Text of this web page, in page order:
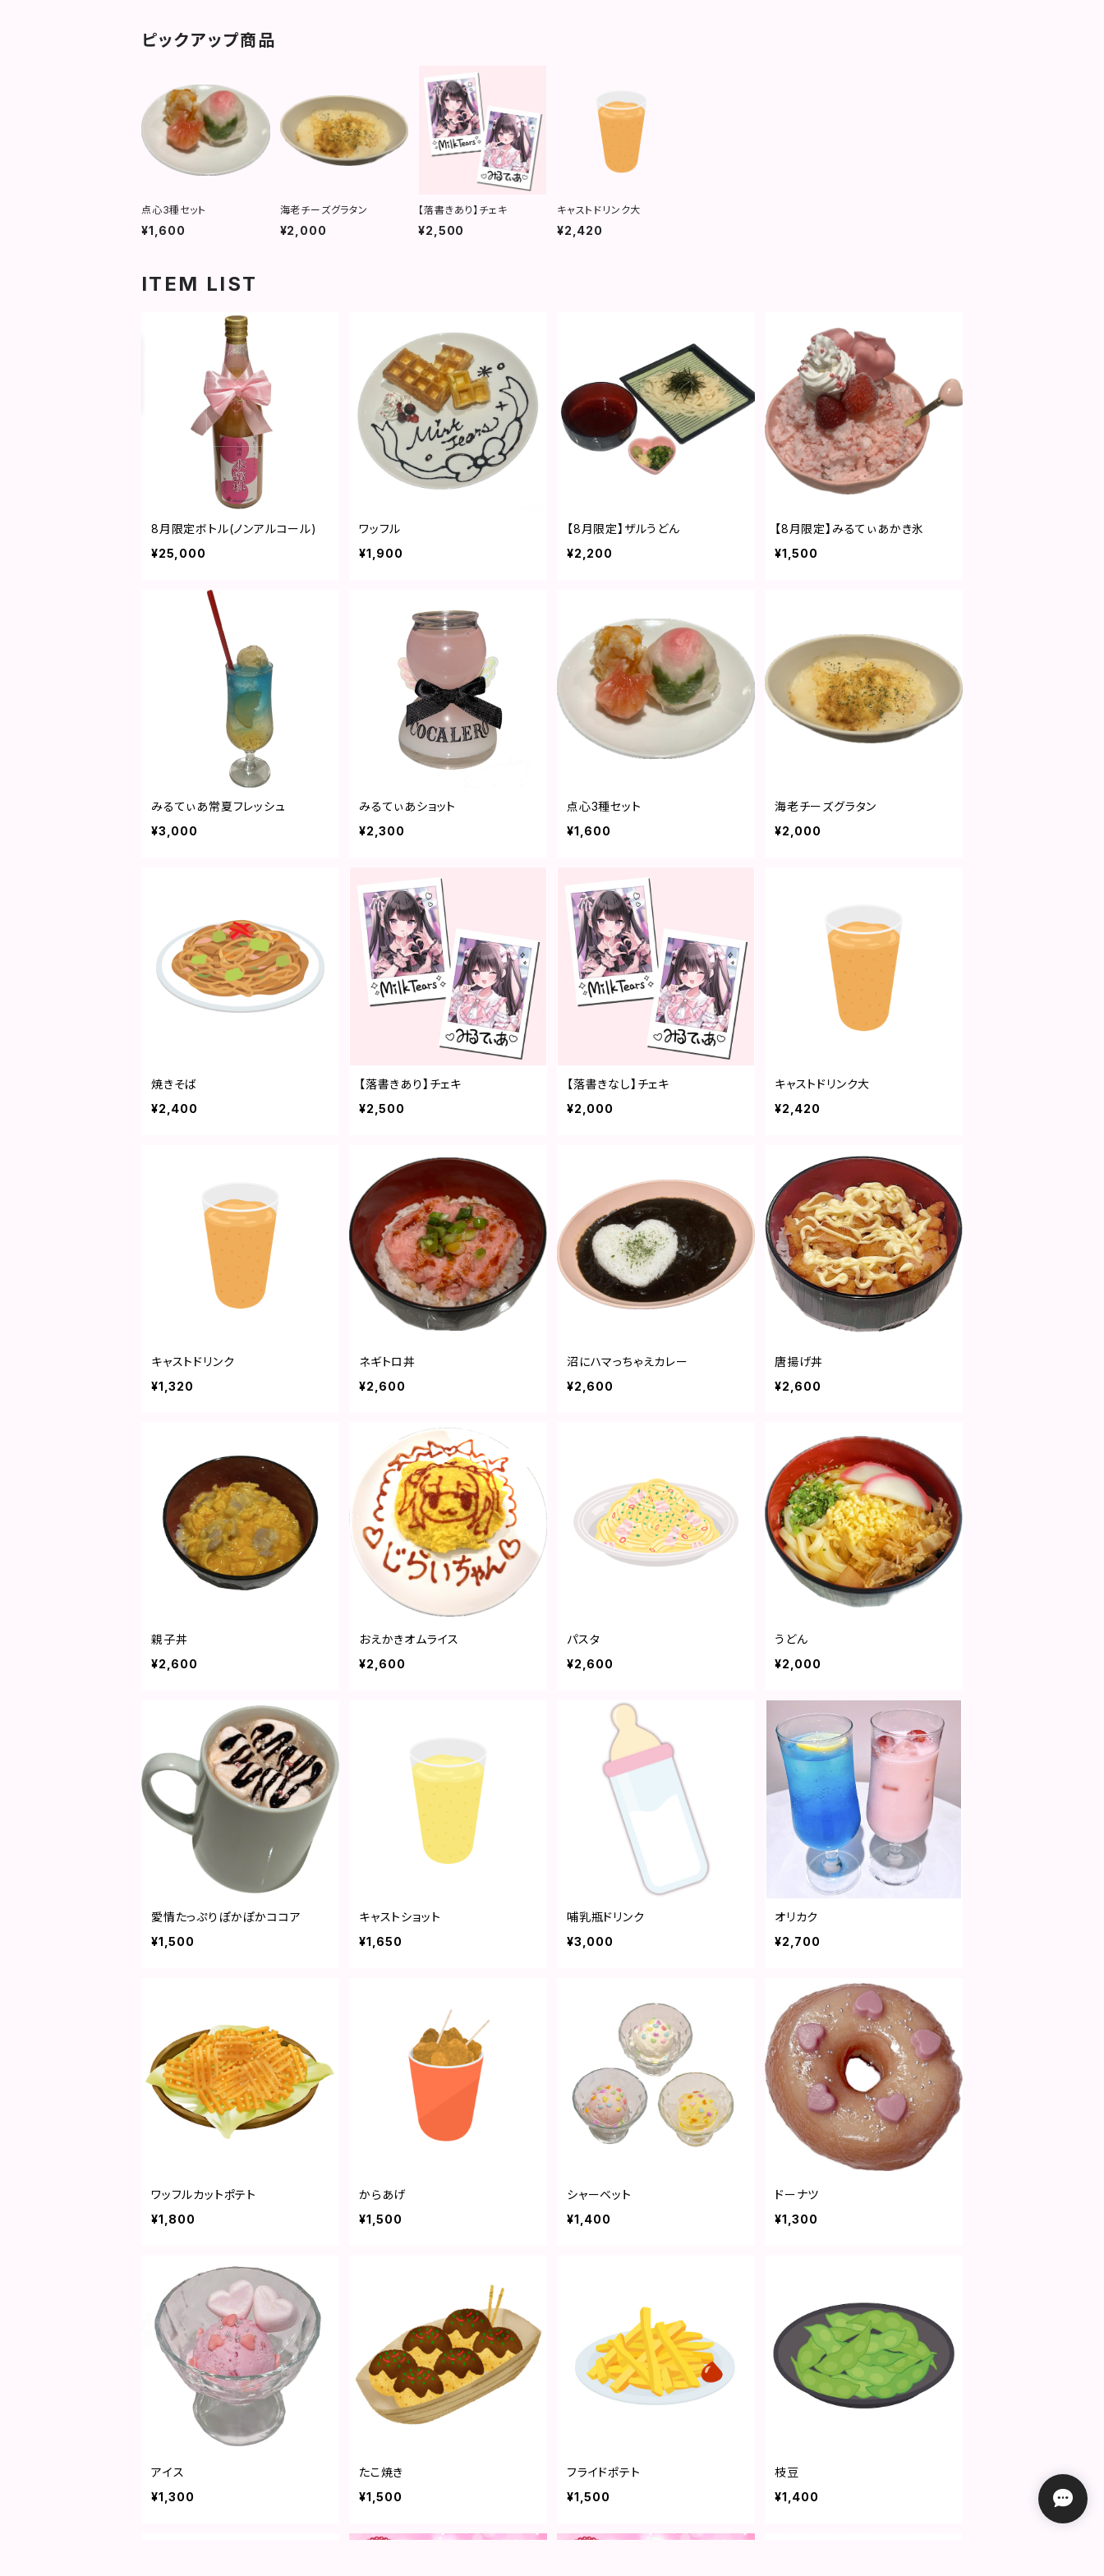
ピックアップ商品
点心3種セット
¥1,600
海老チーズグラタン
¥2,000
【落書きあり】チェキ
¥2,500
キャストドリンク大
¥2,420
ITEM LIST
8月限定ボトル(ノンアルコール)
¥25,000
ワッフル
¥1,900
【8月限定】ザルうどん
¥2,200
【8月限定】みるてぃあかき氷
¥1,500
みるてぃあ常夏フレッシュ
¥3,000
みるてぃあショット
¥2,300
点心3種セット
¥1,600
海老チーズグラタン
¥2,000
焼きそば
¥2,400
【落書きあり】チェキ
¥2,500
【落書きなし】チェキ
¥2,000
キャストドリンク大
¥2,420
キャストドリンク
¥1,320
ネギトロ丼
¥2,600
沼にハマっちゃえカレー
¥2,600
唐揚げ丼
¥2,600
親子丼
¥2,600
おえかきオムライス
¥2,600
パスタ
¥2,600
うどん
¥2,000
愛情たっぷりぽかぽかココア
¥1,500
キャストショット
¥1,650
哺乳瓶ドリンク
¥3,000
オリカク
¥2,700
ワッフルカットポテト
¥1,800
からあげ
¥1,500
シャーベット
¥1,400
ドーナツ
¥1,300
アイス
¥1,300
たこ焼き
¥1,500
フライドポテト
¥1,500
枝豆
¥1,400